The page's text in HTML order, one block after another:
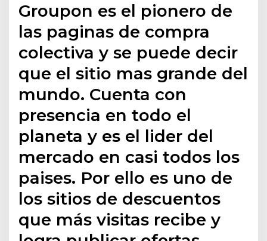
Groupon es el pionero de
las paginas de compra
colectiva y se puede decir
que el sitio mas grande del
mundo. Cuenta con
presencia en todo el
planeta y es el lider del
mercado en casi todos los
paises. Por ello es uno de
los sitios de descuentos
que más visitas recibe y